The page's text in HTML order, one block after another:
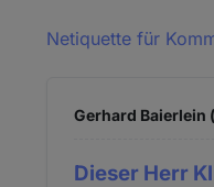
Netiquette für
Gerhard
Dieser Herr